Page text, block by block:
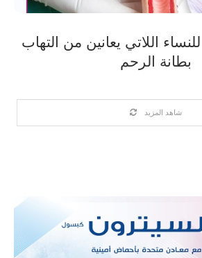
اللاتي يعانين من التهاب
بطانة الرحم
شاهد المزيد